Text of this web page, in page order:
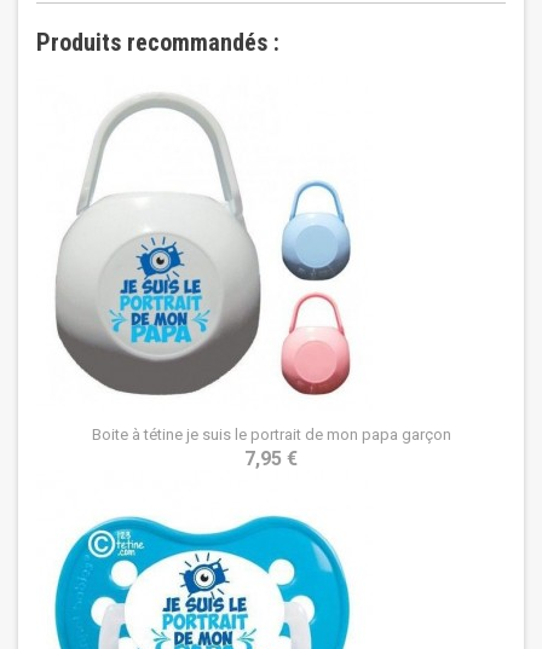
Produits recommandés :
Boite à tétine je suis le portrait de mon papa garçon
7,95 €